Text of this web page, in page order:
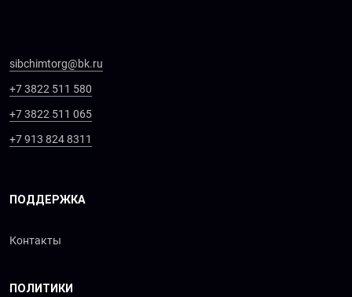
sibchimtorg@bk.ru
+7 3822 511 580
+7 3822 511 065
+7 913 824 8311
ПОДДЕРЖКА
Контакты
ПОЛИТИКИ